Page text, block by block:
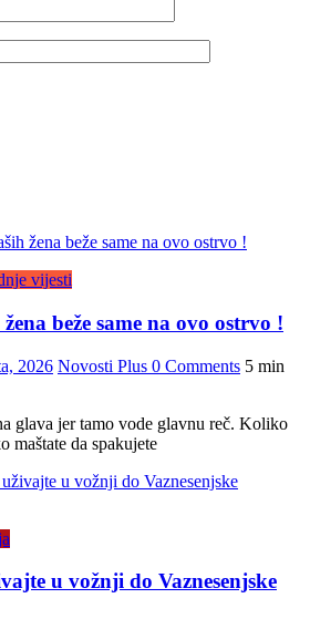
vijesti
beže same na ovo ostrvo !
2026 Novosti Plus 0 Comments 5 min
glava jer tamo vode glavnu reč. Koliko
maštate da spakujete
u vožnji do Vaznesenjske